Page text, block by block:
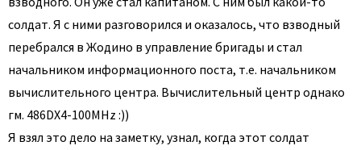
солдат. Я с ними разговорился и оказалось, что взводный
перебрался в Жодино в управление бригады и стал
начальником информационного поста, т.е. начальником
вычислительного центра. Вычислительный центр однако
гм. 486DX4-100MНz :))
Я взял это дело на заметку, узнал, когда этот солдат